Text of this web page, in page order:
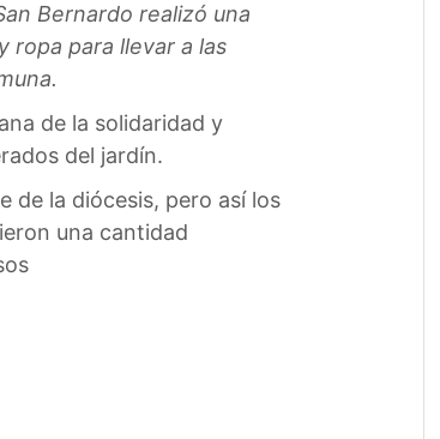
Bernardo realizó una
ropa para llevar a las
de la solidaridad y
del jardín.
de la diócesis, pero así los
una cantidad